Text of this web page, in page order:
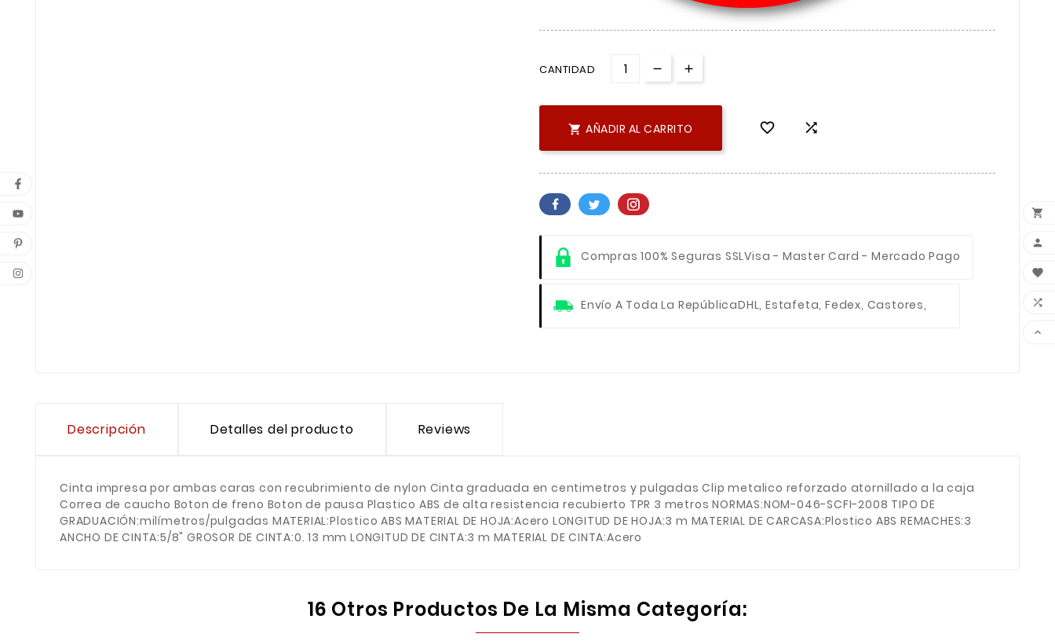
CANTIDAD
 AÑADIR AL CARRITO  
Compras 100% Seguras SSLVisa - Master Card - Mercado Pago
Envío A Toda La RepúblicaDHL, Estafeta, Fedex, Castores,
Descripción Detalles del producto Reviews
Cinta impresa por ambas caras con recubrimiento de nylon Cinta graduada en centimetros y pulgadas Clip metalico reforzado atornillado a la caja
Correa de caucho Boton de freno Boton de pausa Plastico ABS de alta resistencia recubierto TPR 3 metros NORMAS:NOM-046-SCFI-2008 TIPO DE
GRADUACIÓN:milímetros/pulgadas MATERIAL:Plostico ABS MATERIAL DE HOJA:Acero LONGITUD DE HOJA:3 m MATERIAL DE CARCASA:Plostico ABS REMACHES:3
ANCHO DE CINTA:5/8" GROSOR DE CINTA:0. 13 mm LONGITUD DE CINTA:3 m MATERIAL DE CINTA:Acero
16 Otros Productos De La Misma Categoría:




